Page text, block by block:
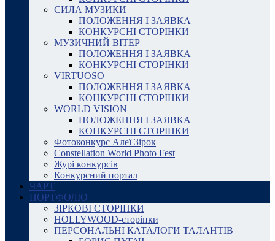
СИЛА МУЗИКИ
ПОЛОЖЕННЯ І ЗАЯВКА
КОНКУРСНІ СТОРІНКИ
МУЗИЧНИЙ ВІТЕР
ПОЛОЖЕННЯ І ЗАЯВКА
КОНКУРСНІ СТОРІНКИ
VIRTUOSO
ПОЛОЖЕННЯ І ЗАЯВКА
КОНКУРСНІ СТОРІНКИ
WORLD VISION
ПОЛОЖЕННЯ І ЗАЯВКА
КОНКУРСНІ СТОРІНКИ
Фотоконкурс Алеї Зірок
Constellation World Photo Fest
Журі конкурсів
Конкурсний портал
ЧАРТ
ПОРТФОЛІО
ЗІРКОВІ СТОРІНКИ
HOLLYWOOD-сторінки
ПЕРСОНАЛЬНІ КАТАЛОГИ ТАЛАНТІВ